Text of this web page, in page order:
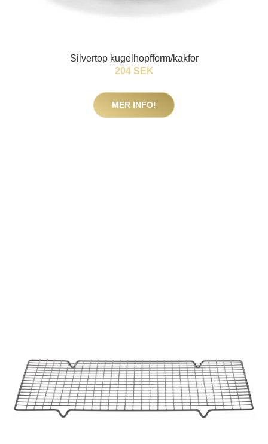
Silvertop kugelhopfform/kakfor
204 SEK
MER INFO!